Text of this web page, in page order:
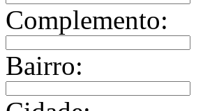
Complemento:
Bairro: